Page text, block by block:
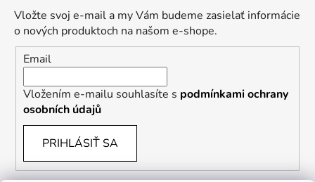
Vložte svoj e-mail a my Vám budeme zasielať informácie
o nových produktoch na našom e-shope.
Email
Vložením e-mailu souhlasíte s podmínkami ochrany
osobních údajů
PRIHLÁSIŤ SA